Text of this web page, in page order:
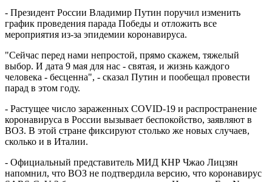
- Президент России Владимир Путин поручил изменить
график проведения парада Победы и отложить все
мероприятия из-за эпидемии коронавируса.
"Сейчас перед нами непростой, прямо скажем, тяжелый
выбор. И дата 9 мая для нас - святая, и жизнь каждого
человека - бесценна", - сказал Путин и пообещал провести
парад в этом году.
- Растущее число зараженных COVID-19 и распространение
коронавируса в России вызывает беспокойство, заявляют в
ВОЗ. В этой стране фиксируют столько же новых случаев,
сколько и в Италии.
- Официальный представитель МИД КНР Чжао Лицзян
напомнил, что ВОЗ не подтвердила версию, что коронавирус